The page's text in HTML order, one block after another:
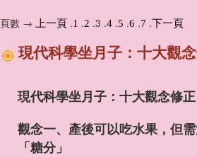
頁數 →
上一頁 .1 .2 .3 .4 .5 .6 .7 .下一頁
現代科學坐月子：十大觀
現代科學坐月子：十大觀念修正
觀念一、產後可以吃水果，但
「糖分」